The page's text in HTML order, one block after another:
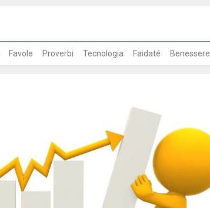
Favole Proverbi Tecnologia Faidaté Benessere